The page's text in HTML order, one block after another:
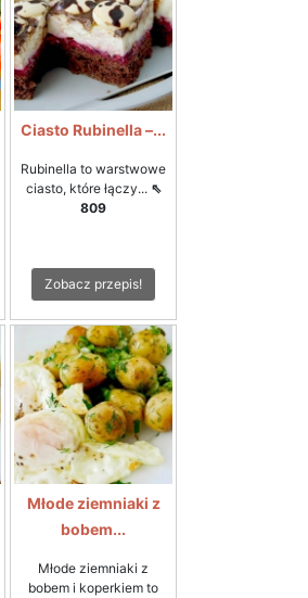
Ciasto Rubinella –...
Rubinella to warstwowe
ciasto, które łączy... ⇖
809
Zobacz przepis!
Młode ziemniaki z
bobem...
Młode ziemniaki z
bobem i koperkiem to